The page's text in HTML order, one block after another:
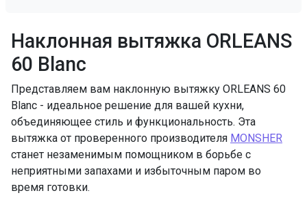
Наклонная вытяжка ORLEANS
60 Blanc
Представляем вам наклонную вытяжку ORLEANS 60
Blanc - идеальное решение для вашей кухни,
объединяющее стиль и функциональность. Эта
вытяжка от проверенного производителя MONSHER
станет незаменимым помощником в борьбе с
неприятными запахами и избыточным паром во
время готовки.